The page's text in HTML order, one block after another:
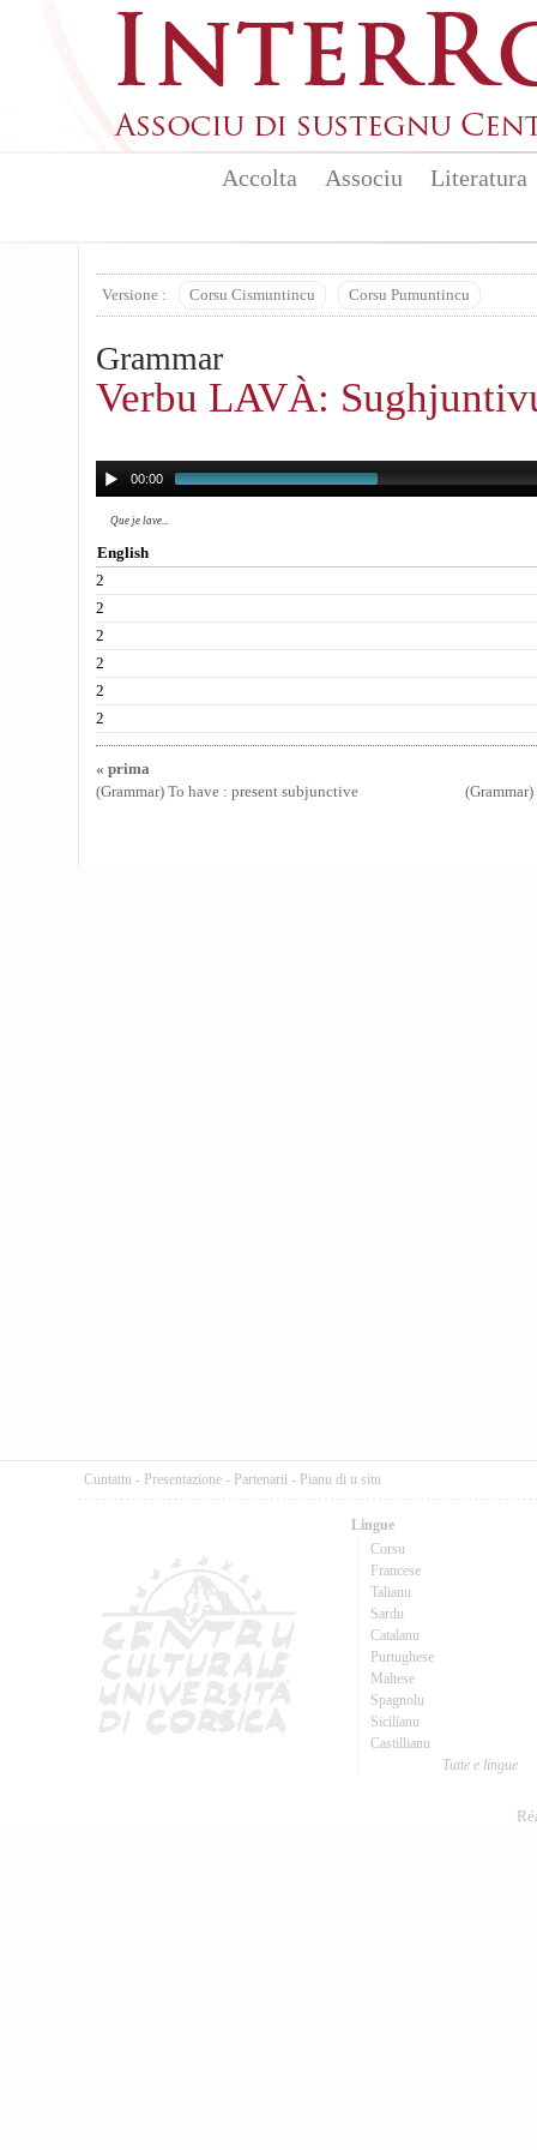
Accolta Associu Literatura
Versione : Corsu Cismuntincu Corsu Pumuntincu
Grammar
Verbu LAVÀ:
00:00
Que je lave...
English
2
2
2
2
2
2
« prima
(Grammar) To have : present subjunctive
Cuntattu - Presentazione - Partenarii - Pianu di u situ
Lingue
Corsu
Francese
Talianu
Sardu
Catalanu
Purtughese
Maltese
Spagnolu
Sicilianu
Castillianu
Tutte e lingue